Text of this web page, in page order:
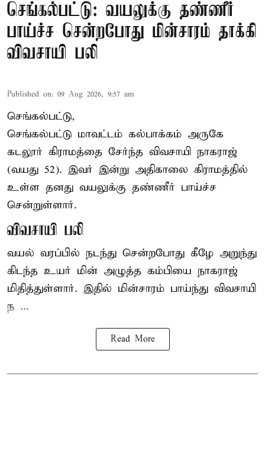
செங்கல்பட்டு: வயலுக்கு தண்ணீர்
பாய்ச்ச சென்றபோது மின்சாரம் தாக்கி
விவசாயி பலி
Published on: 09 Aug 2026, 9:57 am
செங்கல்பட்டு,
செங்கல்பட்டு மாவட்டம் கல்பாக்கம் அருகே
கடலூர் கிராமத்தை சேர்ந்த விவசாயி நாகராஜ்
(வயது 52). இவர் இன்று அதிகாலை கிராமத்தில்
உள்ள தனது வயலுக்கு தண்ணீர் பாய்ச்ச
சென்றுள்ளார்.
விவசாயி பலி
வயல் வரப்பில் நடந்து சென்றபோது கீழே அறுந்து
கிடந்த உயர் மின் அழுத்த கம்பியை நாகராஜ்
மிதித்துள்ளார். இதில் மின்சாரம் பாய்ந்து விவசாயி
ந ...
Read More